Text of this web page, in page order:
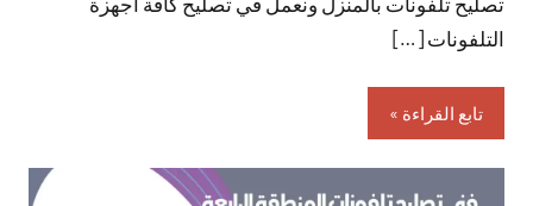
التلفونات […]
تابع القراءة